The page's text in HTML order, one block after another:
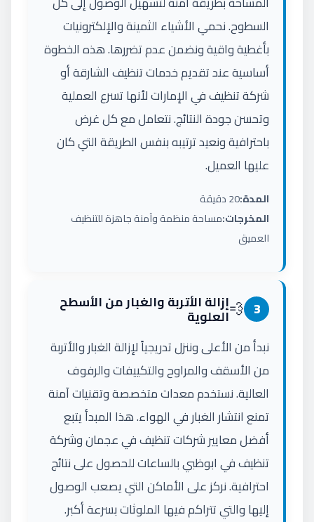
السطوح. نحمي الأشياء الثمينة والإلكترونيات
بأغطية واقية ونضمن عدم تضررها. هذه الخطوة
أساسية عند تقديم خدمات تنظيف الشارقة أو
شركة تنظيف في الإمارات لأنها تسرع العملية
وتحسن جودة النتائج. نتعامل مع كل غرض
باحترافية ونعيد ترتيبه بنفس الطريقة التي كان
عليها العميل.
المدة:20 دقيقة
المخرجات:مساحة منظمة وآمنة جاهزة للتنظيف
العميق
3
💨إزالة الأتربة والغبار من الأسطح
العلوية
نبدأ من الأعلى وننزل تدريجياً لإزالة الغبار والأتربة
من الأسقف والمراوح والتكييفات والرفوف
العالية. نستخدم معدات متخصصة وتقنيات آمنة
تمنع انتشار الغبار في الهواء. هذا المبدأ يتبع
أفضل معايير شركات تنظيف في عجمان وشركة
تنظيف في ابوظبي بالساعات للحصول على نتائج
احترافية. نركز على الأماكن التي يصعب الوصول
إليها والتي تتراكم فيها الملوثات بسرعة أكبر.